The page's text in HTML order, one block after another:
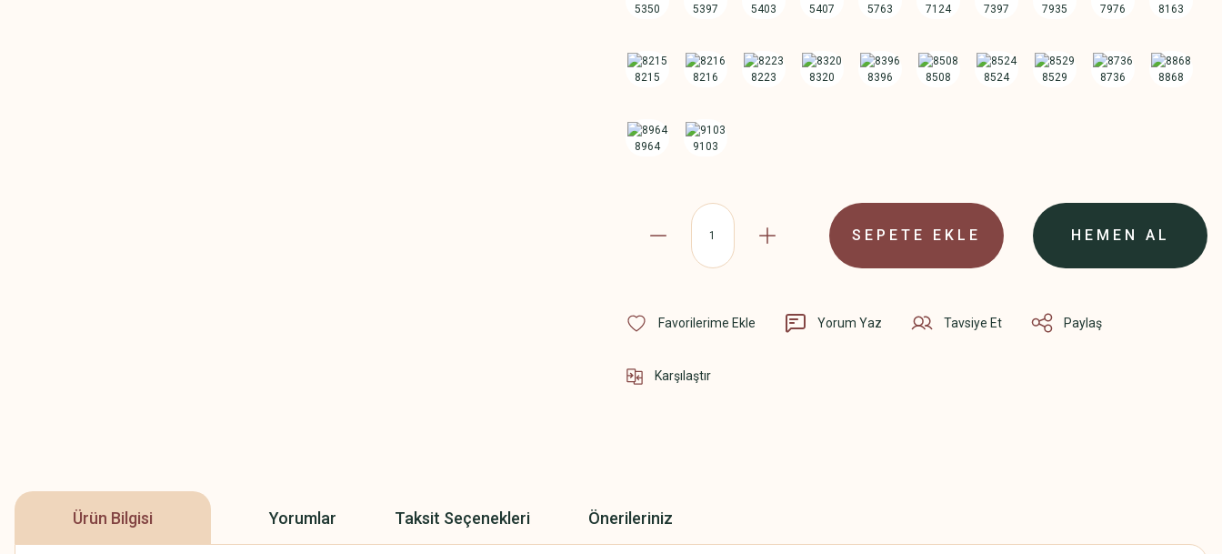
SEPETE EKLE HEMEN AL
Yorum Yaz Tavsiye Et Paylaş
Karşılaştır
Ürün Bilgisi Yorumlar Taksit Seçenekleri Önerileriniz